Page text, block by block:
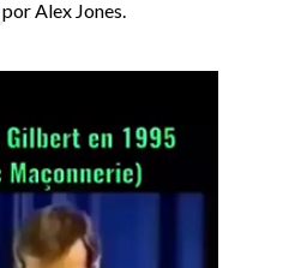
por Alex Jones.